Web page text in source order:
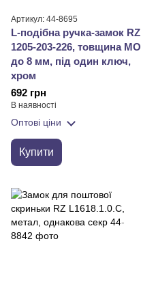
Артикул: 44-8695
L-подібна ручка-замок RZ
1205-203-226, товщина МО
до 8 мм, під один ключ,
хром
692 грн
В наявності
Оптові ціни
Купити